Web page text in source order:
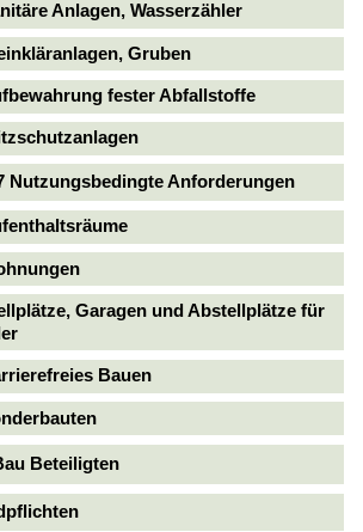
Anlagen, Wasserzähler
Gruben
fester Abfallstoffe
Nutzungsbedingte Anforderungen
Garagen und Abstellplätze für
Bauen
Beteiligten